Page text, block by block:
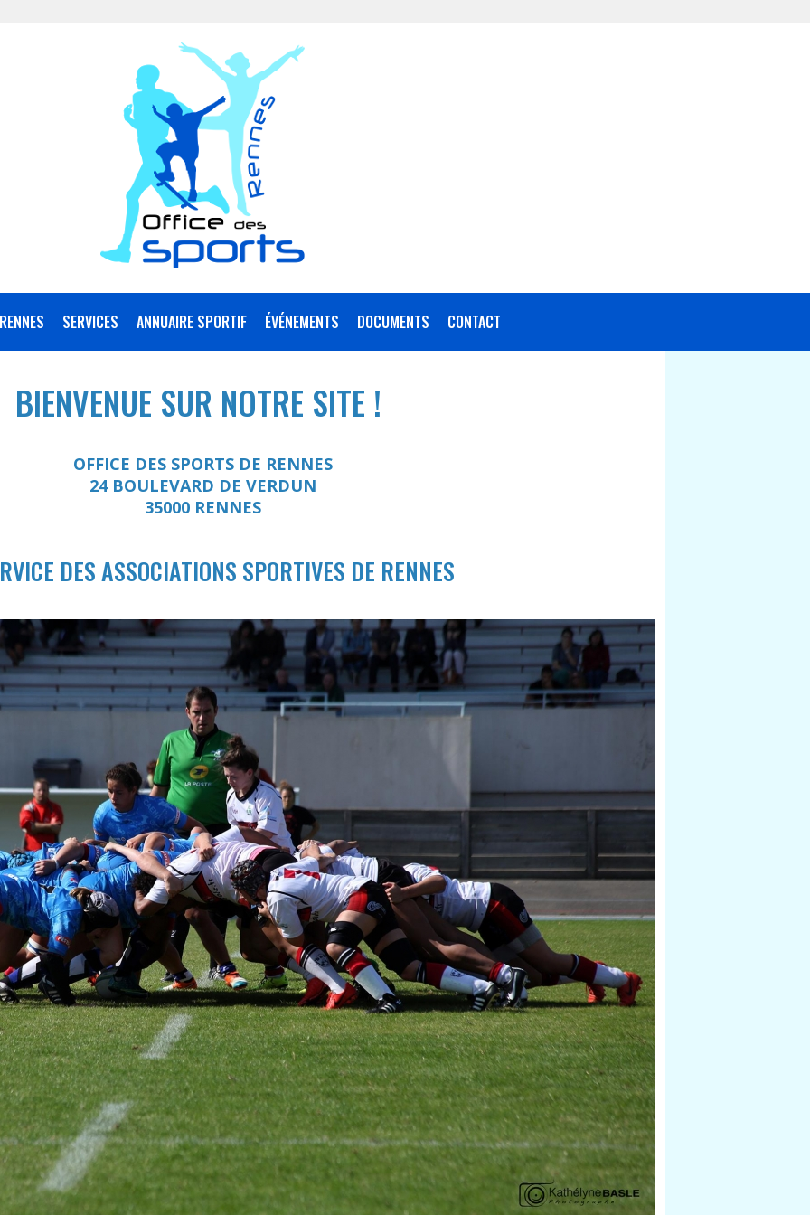
SERVICES ANNUAIRE SPORTIF ÉVÉNEMENTS DOCUMENTS CONTACT
BIENVENUE SUR NOTRE SITE !
OFFICE DES SPORTS DE RENNES
24 BOULEVARD DE VERDUN
35000 RENNES
DES ASSOCIATIONS SPORTIVES DE RENNES